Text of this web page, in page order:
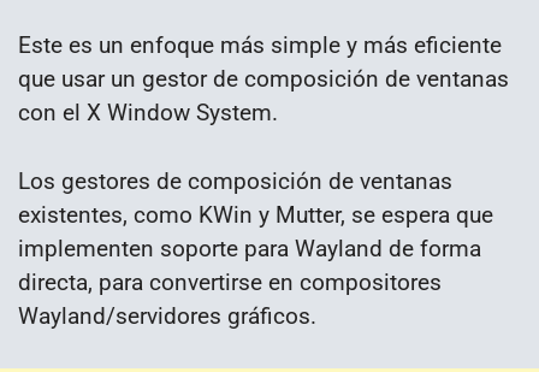
Este es un enfoque más simple y más eficiente
que usar un gestor de composición de ventanas
con el X Window System.
Los gestores de composición de ventanas
existentes, como KWin y Mutter, se espera que
implementen soporte para Wayland de forma
directa, para convertirse en compositores
Wayland/servidores gráficos.